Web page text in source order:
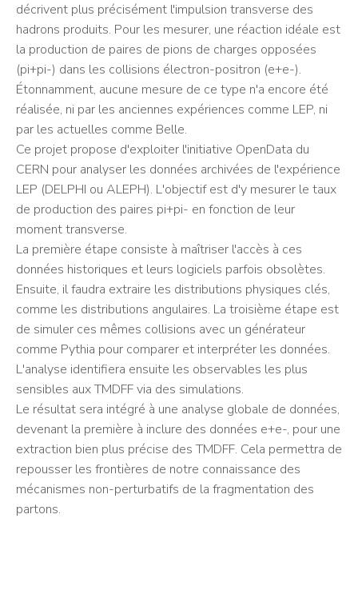
décrivent plus précisément l'impulsion transverse des
hadrons produits. Pour les mesurer, une réaction idéale est
la production de paires de pions de charges opposées
(pi+pi-) dans les collisions électron-positron (e+e-).
Étonnamment, aucune mesure de ce type n'a encore été
réalisée, ni par les anciennes expériences comme LEP, ni
par les actuelles comme Belle.
Ce projet propose d'exploiter l'initiative OpenData du
CERN pour analyser les données archivées de l'expérience
LEP (DELPHI ou ALEPH). L'objectif est d'y mesurer le taux
de production des paires pi+pi- en fonction de leur
moment transverse.
La première étape consiste à maîtriser l'accès à ces
données historiques et leurs logiciels parfois obsolètes.
Ensuite, il faudra extraire les distributions physiques clés,
comme les distributions angulaires. La troisième étape est
de simuler ces mêmes collisions avec un générateur
comme Pythia pour comparer et interpréter les données.
L'analyse identifiera ensuite les observables les plus
sensibles aux TMDFF via des simulations.
Le résultat sera intégré à une analyse globale de données,
devenant la première à inclure des données e+e-, pour une
extraction bien plus précise des TMDFF. Cela permettra de
repousser les frontières de notre connaissance des
mécanismes non-perturbatifs de la fragmentation des
partons.